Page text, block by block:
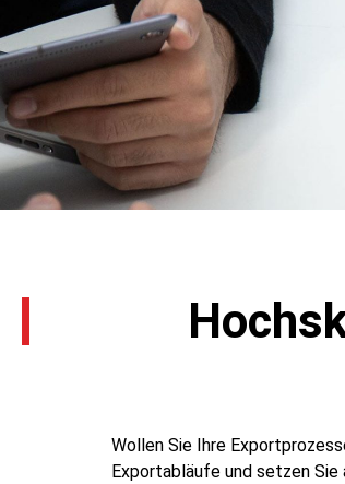
Wollen Sie Ihre
Exportabläufe und setzen